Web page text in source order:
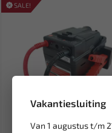
Vakantiesluiting
Van 1 augustus t/m
SALE!
Leverbaar